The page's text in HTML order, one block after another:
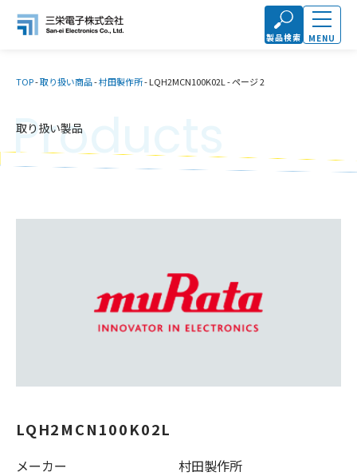
製品検索 MENU
TOP-取り扱い商品-村田製作所-LQH2MCN100K02L -ページ 2
取り扱い製品
Products
LQH2MCN100K02L
メーカー 村田製作所